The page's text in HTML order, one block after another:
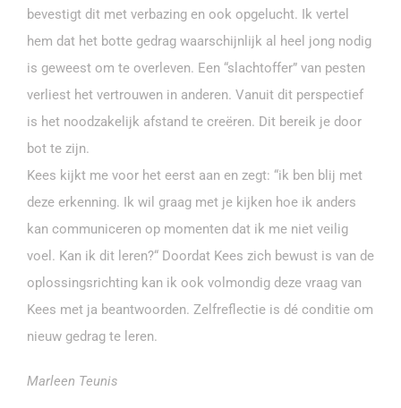
bevestigt dit met verbazing en ook opgelucht. Ik vertel
hem dat het botte gedrag waarschijnlijk al heel jong nodig
is geweest om te overleven. Een “slachtoffer” van pesten
verliest het vertrouwen in anderen. Vanuit dit perspectief
is het noodzakelijk afstand te creëren. Dit bereik je door
bot te zijn.
Kees kijkt me voor het eerst aan en zegt: “ik ben blij met
deze erkenning. Ik wil graag met je kijken hoe ik anders
kan communiceren op momenten dat ik me niet veilig
voel. Kan ik dit leren?“ Doordat Kees zich bewust is van de
oplossingsrichting kan ik ook volmondig deze vraag van
Kees met ja beantwoorden. Zelfreflectie is dé conditie om
nieuw gedrag te leren.
Marleen Teunis